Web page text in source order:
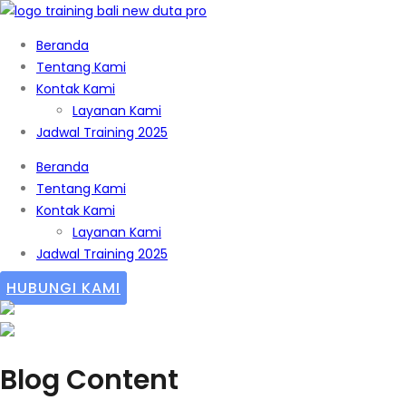
Beranda
Tentang Kami
Kontak Kami
Layanan Kami
Jadwal Training 2025
Beranda
Tentang Kami
Kontak Kami
Layanan Kami
Jadwal Training 2025
HUBUNGI KAMI
Blog Content